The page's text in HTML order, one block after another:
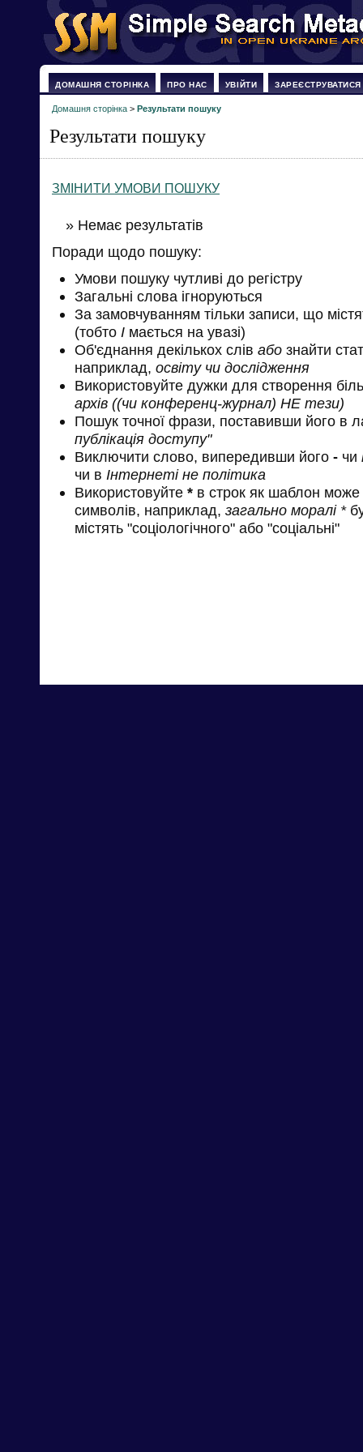
ДОМАШНЯ СТОРІНКА ПРО НАС УВІЙТИ ЗАРЕЄСТРУВАТИСЯ
Домашня сторінка > Результати пошуку
Результати пошуку
ЗМІНИТИ УМОВИ ПОШУКУ
» Немає результатів
Поради щодо пошуку:
Умови пошуку чутливі до регістру
Загальні слова ігноруються
За замовчуванням тільки записи, що
(тобто І мається на увазі)
Об'єднання декількох слів або знайти
наприклад, освіту чи дослідження
Використовуйте дужки для створення
архів ((чи конференц-журнал) НЕ тези)
Пошук точної фрази, поставивши його в
публікація доступу"
Виключити слово, випередивши його - чи
чи в Інтернеті не політика
Використовуйте * в строк як шаблон може
символів, наприклад, загально моралі *
містять "соціологічного" або "соціальні"